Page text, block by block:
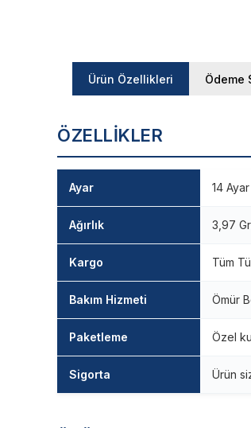
Ürün Özellikleri Ödeme
ÖZELLIKLER
Ayar 14 Ayar
Ağırlık 3,97
Kargo Tüm
Bakım Hizmeti Ömür
Paketleme Özel
Sigorta Ürün